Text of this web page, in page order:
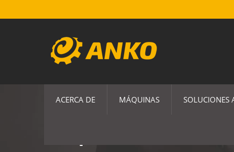
ACERCA DE MÁQUINAS SOLUCIONES
Máquina De